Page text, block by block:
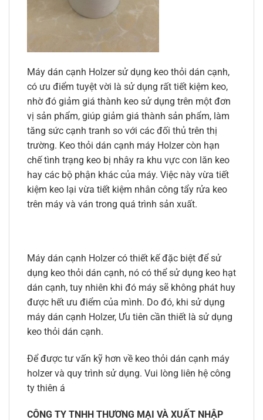
Máy dán cạnh Holzer sử dụng keo thỏi dán cạnh,
có ưu điểm tuyệt vời là sử dụng rất tiết kiệm keo,
nhờ đó giảm giá thành keo sử dụng trên một đơn
vị sản phẩm, giúp giảm giá thành sản phẩm, làm
tăng sức cạnh tranh so với các đối thủ trên thị
trường. Keo thỏi dán cạnh máy Holzer còn hạn
chế tình trạng keo bị nhây ra khu vực con lăn keo
hay các bộ phận khác của máy. Việc này vừa tiết
kiệm keo lại vừa tiết kiệm nhân công tẩy rửa keo
trên máy và ván trong quá trình sản xuất.
Máy dán cạnh Holzer có thiết kế đặc biệt để sử
dụng keo thỏi dán cạnh, nó có thể sử dụng keo hạt
dán cạnh, tuy nhiên khi đó máy sẽ không phát huy
được hết ưu điểm của mình. Do đó, khi sử dụng
máy dán cạnh Holzer, Ưu tiên cần thiết là sử dụng
keo thỏi dán cạnh.
Để được tư vấn kỹ hơn về keo thỏi dán cạnh máy
holzer và quy trình sử dụng. Vui lòng liên hệ công
ty thiên á
CÔNG TY TNHH THƯƠNG MẠI VÀ XUẤT NHẬP